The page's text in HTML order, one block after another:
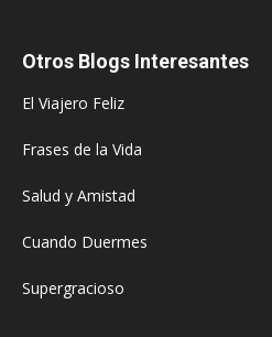
Otros Blogs Interesantes
El Viajero Feliz
Frases de la Vida
Salud y Amistad
Cuando Duermes
Supergracioso